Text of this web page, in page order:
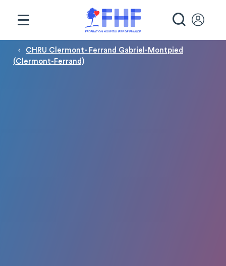
Fil d'Ariane
CHRU Clermont- Ferrand Gabriel-Montpied
(Clermont-Ferrand)
Panneau de gestion des cookies